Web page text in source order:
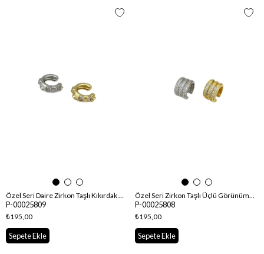
Özel Seri Daire Zirkon Taşlı Kıkırdak Küpe
P-00025809
₺195,00
Sepete Ekle
Özel Seri Zirkon Taşlı Üçlü Görünüm Kıkırdak Küpe
P-00025808
₺195,00
Sepete Ekle